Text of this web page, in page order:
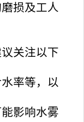
损及工人
关注以下
率等，以
影响水雾